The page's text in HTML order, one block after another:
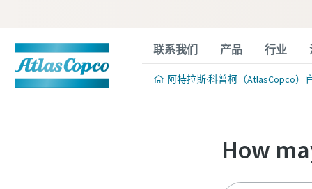
联系我们 产品 行业
阿特拉斯·科普柯（AtlasCopco）
How